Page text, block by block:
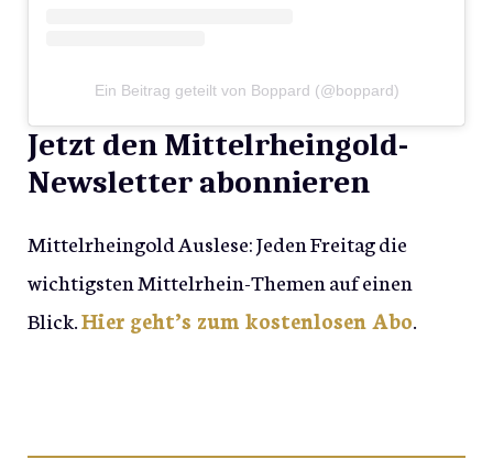
Ein Beitrag geteilt von Boppard (@boppard)
Jetzt den Mittelrheingold-
Newsletter abonnieren
Mittelrheingold Auslese: Jeden Freitag die
wichtigsten Mittelrhein-Themen auf einen
Blick.Hier geht’s zum kostenlosen Abo.